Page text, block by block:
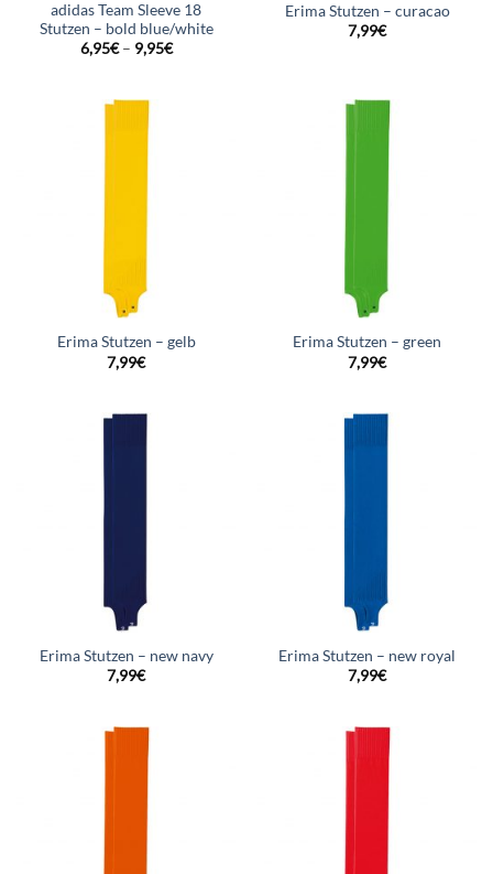
adidas Team Sleeve 18
Stutzen – bold blue/white
6,95€– 9,95€
Erima Stutzen – curacao
7,99€
Erima Stutzen – gelb
7,99€
Erima Stutzen – green
7,99€
Erima Stutzen – new navy
7,99€
Erima Stutzen – new royal
7,99€